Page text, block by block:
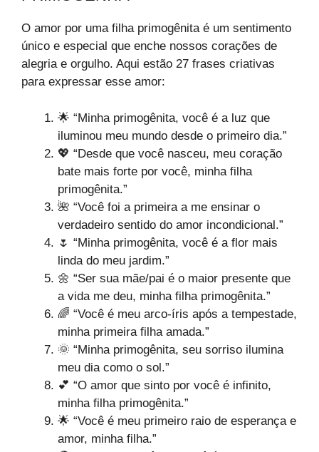
O amor por uma filha primogênita é um sentimento
único e especial que enche nossos corações de
alegria e orgulho. Aqui estão 27 frases criativas
para expressar esse amor:
🌟 “Minha primogênita, você é a luz que
iluminou meu mundo desde o primeiro dia.”
💖 “Desde que você nasceu, meu coração
bate mais forte por você, minha filha
primogênita.”
🌺 “Você foi a primeira a me ensinar o
verdadeiro sentido do amor incondicional.”
🌷 “Minha primogênita, você é a flor mais
linda do meu jardim.”
🌼 “Ser sua mãe/pai é o maior presente que
a vida me deu, minha filha primogênita.”
🌈 “Você é meu arco-íris após a tempestade,
minha primeira filha amada.”
🌞 “Minha primogênita, seu sorriso ilumina
meu dia como o sol.”
💕 “O amor que sinto por você é infinito,
minha filha primogênita.”
🌟 “Você é meu primeiro raio de esperança e
amor, minha filha.”